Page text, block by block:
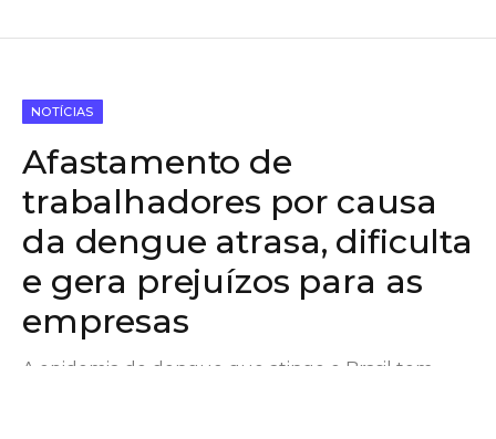
NOTÍCIAS
Afastamento de
trabalhadores por causa
da dengue atrasa, dificulta
e gera prejuízos para as
empresas
A epidemia de dengue que atinge o Brasil tem